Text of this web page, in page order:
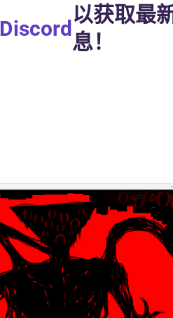
Discord
以获取最
息！